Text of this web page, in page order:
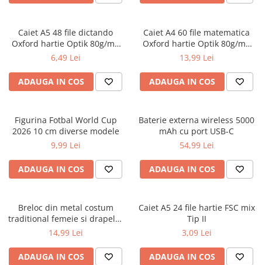
Caiet A5 48 file dictando
Oxford hartie Optik 80g/mp
diverse culori
6,49 Lei
ADAUGA IN COS
Caiet A4 60 file matematica
Oxford hartie Optik 80g/mp
motiv Touch Pastel
13,99 Lei
ADAUGA IN COS
Figurina Fotbal World Cup
2026 10 cm diverse modele
9,99 Lei
ADAUGA IN COS
Baterie externa wireless 5000
mAh cu port USB-C
54,99 Lei
ADAUGA IN COS
Breloc din metal costum
traditional femeie si drapelul
Romaniei 9 cm
14,99 Lei
ADAUGA IN COS
Caiet A5 24 file hartie FSC mix
Tip II
3,09 Lei
ADAUGA IN COS